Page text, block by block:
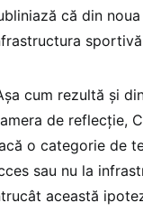
că din
cum rezultă şi
de reflecţie,
o categorie de
sau nu la
această